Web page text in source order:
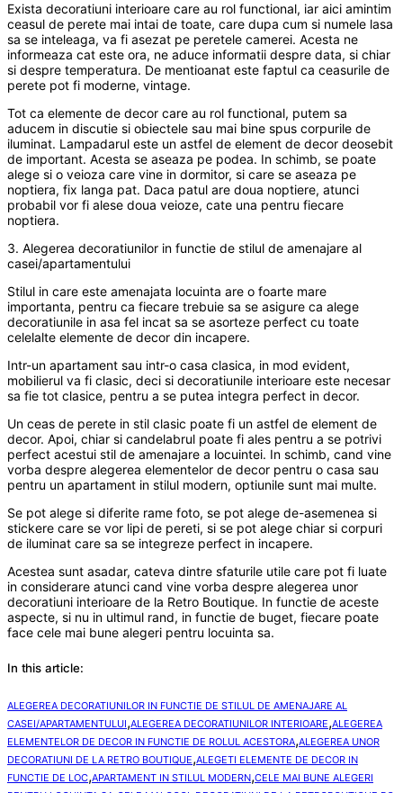
Exista decoratiuni interioare care au rol functional, iar aici amintim
ceasul de perete mai intai de toate, care dupa cum si numele lasa
sa se inteleaga, va fi asezat pe peretele camerei. Acesta ne
informeaza cat este ora, ne aduce informatii despre data, si chiar
si despre temperatura. De mentioanat este faptul ca ceasurile de
perete pot fi moderne, vintage.
Tot ca elemente de decor care au rol functional, putem sa
aducem in discutie si obiectele sau mai bine spus corpurile de
iluminat. Lampadarul este un astfel de element de decor deosebit
de important. Acesta se aseaza pe podea. In schimb, se poate
alege si o veioza care vine in dormitor, si care se aseaza pe
noptiera, fix langa pat. Daca patul are doua noptiere, atunci
probabil vor fi alese doua veioze, cate una pentru fiecare
noptiera.
3. Alegerea decoratiunilor in functie de stilul de amenajare al
casei/apartamentului
Stilul in care este amenajata locuinta are o foarte mare
importanta, pentru ca fiecare trebuie sa se asigure ca alege
decoratiunile in asa fel incat sa se asorteze perfect cu toate
celelalte elemente de decor din incapere.
Intr-un apartament sau intr-o casa clasica, in mod evident,
mobilierul va fi clasic, deci si decoratiunile interioare este necesar
sa fie tot clasice, pentru a se putea integra perfect in decor.
Un ceas de perete in stil clasic poate fi un astfel de element de
decor. Apoi, chiar si candelabrul poate fi ales pentru a se potrivi
perfect acestui stil de amenajare a locuintei. In schimb, cand vine
vorba despre alegerea elementelor de decor pentru o casa sau
pentru un apartament in stilul modern, optiunile sunt mai multe.
Se pot alege si diferite rame foto, se pot alege de-asemenea si
stickere care se vor lipi de pereti, si se pot alege chiar si corpuri
de iluminat care sa se integreze perfect in incapere.
Acestea sunt asadar, cateva dintre sfaturile utile care pot fi luate
in considerare atunci cand vine vorba despre alegerea unor
decoratiuni interioare de la Retro Boutique. In functie de aceste
aspecte, si nu in ultimul rand, in functie de buget, fiecare poate
face cele mai bune alegeri pentru locuinta sa.
In this article:
ALEGEREA DECORATIUNILOR IN FUNCTIE DE STILUL DE AMENAJARE AL
CASEI/APARTAMENTULUI,ALEGEREA DECORATIUNILOR INTERIOARE,ALEGEREA
ELEMENTELOR DE DECOR IN FUNCTIE DE ROLUL ACESTORA,ALEGEREA UNOR
DECORATIUNI DE LA RETRO BOUTIQUE,ALEGETI ELEMENTE DE DECOR IN
FUNCTIE DE LOC,APARTAMENT IN STILUL MODERN,CELE MAI BUNE ALEGERI